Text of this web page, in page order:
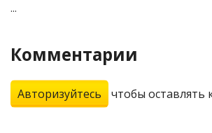
...
Комментарии
Авторизуйтесь чтобы оставлять